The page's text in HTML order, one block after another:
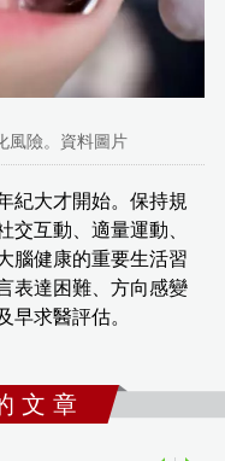
風險。資料圖片
紀大才開始。保持規
交互動、適量運動、
腦健康的重要生活習
表達困難、方向感變
早求醫評估。
文 章